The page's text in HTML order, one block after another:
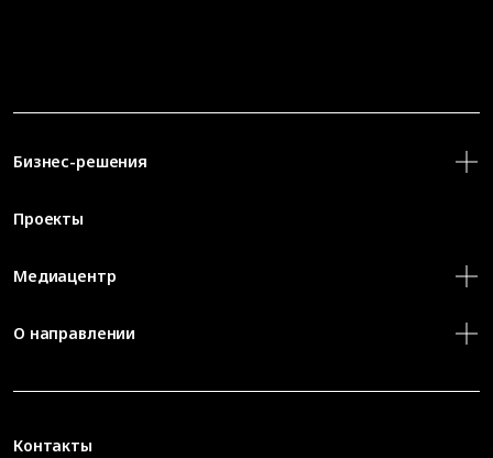
Контакты
Бизнес-решения
Проекты
Медиацентр
О направлении